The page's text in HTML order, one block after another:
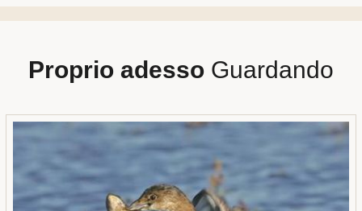
Proprio adessoGuardando